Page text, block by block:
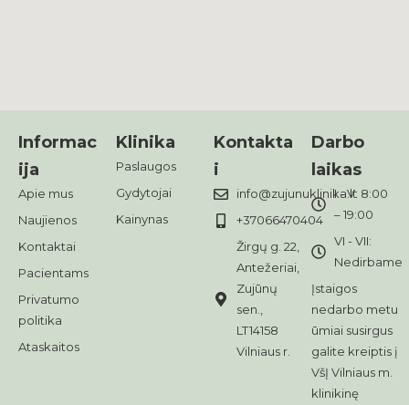
Informac
ija
Apie mus
Naujienos
Kontaktai
Pacientams
Privatumo
politika
Ataskaitos
Klinika
Paslaugos
Gydytojai
Kainynas
Kontakta
i
info@zujunuklinika.lt
+37066470404
Žirgų g. 22,
Antežeriai,
Zujūnų
sen.,
LT14158
Vilniaus r.
Darbo
laikas
I - V: 8:00
– 19:00
VI - VII:
Nedirbame
Įstaigos
nedarbo metu
ūmiai susirgus
galite kreiptis į
VšĮ Vilniaus m.
klinikinę